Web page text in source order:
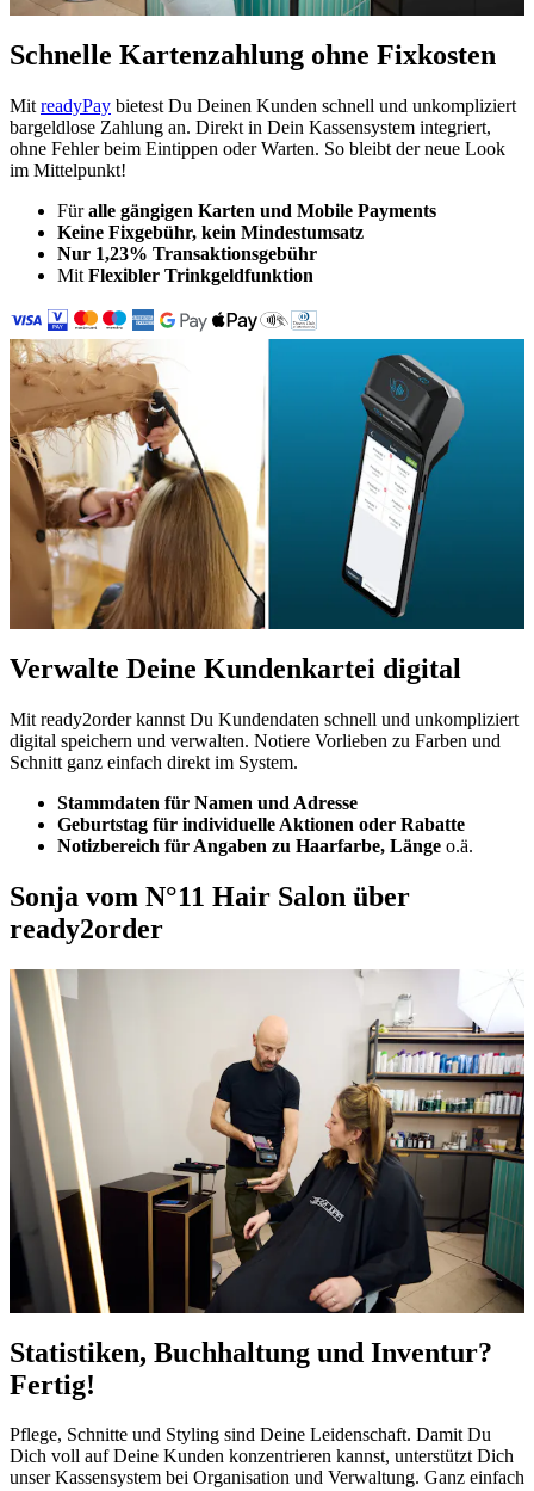
Schnelle Kartenzahlung ohne Fixkosten
Mit readyPay bietest Du Deinen Kunden schnell und unkompliziert
bargeldlose Zahlung an. Direkt in Dein Kassensystem integriert,
ohne Fehler beim Eintippen oder Warten. So bleibt der neue Look
im Mittelpunkt!
Füralle gängigen Karten und Mobile Payments
Keine Fixgebühr, kein Mindestumsatz
Nur 1,23% Transaktionsgebühr
Mit Flexibler Trinkgeldfunktion
Verwalte Deine Kundenkartei digital
Mit ready2order kannst Du Kundendaten schnell und unkompliziert
digital speichern und verwalten. Notiere Vorlieben zu Farben und
Schnitt ganz einfach direkt im System.
Stammdaten für Namen und Adresse
Geburtstag für individuelle Aktionen oder Rabatte
Notizbereich für Angaben zu Haarfarbe, Länge o.ä.
Sonja vom N°11 Hair Salon über
ready2order
Statistiken, Buchhaltung und Inventur?
Fertig!
Pflege, Schnitte und Styling sind Deine Leidenschaft. Damit Du
Dich voll auf Deine Kunden konzentrieren kannst, unterstützt Dich
unser Kassensystem bei Organisation und Verwaltung. Ganz einfach